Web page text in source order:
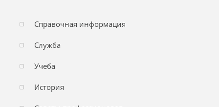
Справочная информация
Служба
Учеба
История